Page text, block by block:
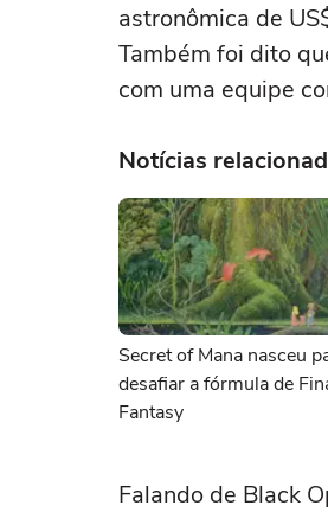
astronômica de
Também foi dito
com uma equipe
Notícias
Secret of Mana nasceu
desafiar a fórmula de
Fantasy
Falando de Black